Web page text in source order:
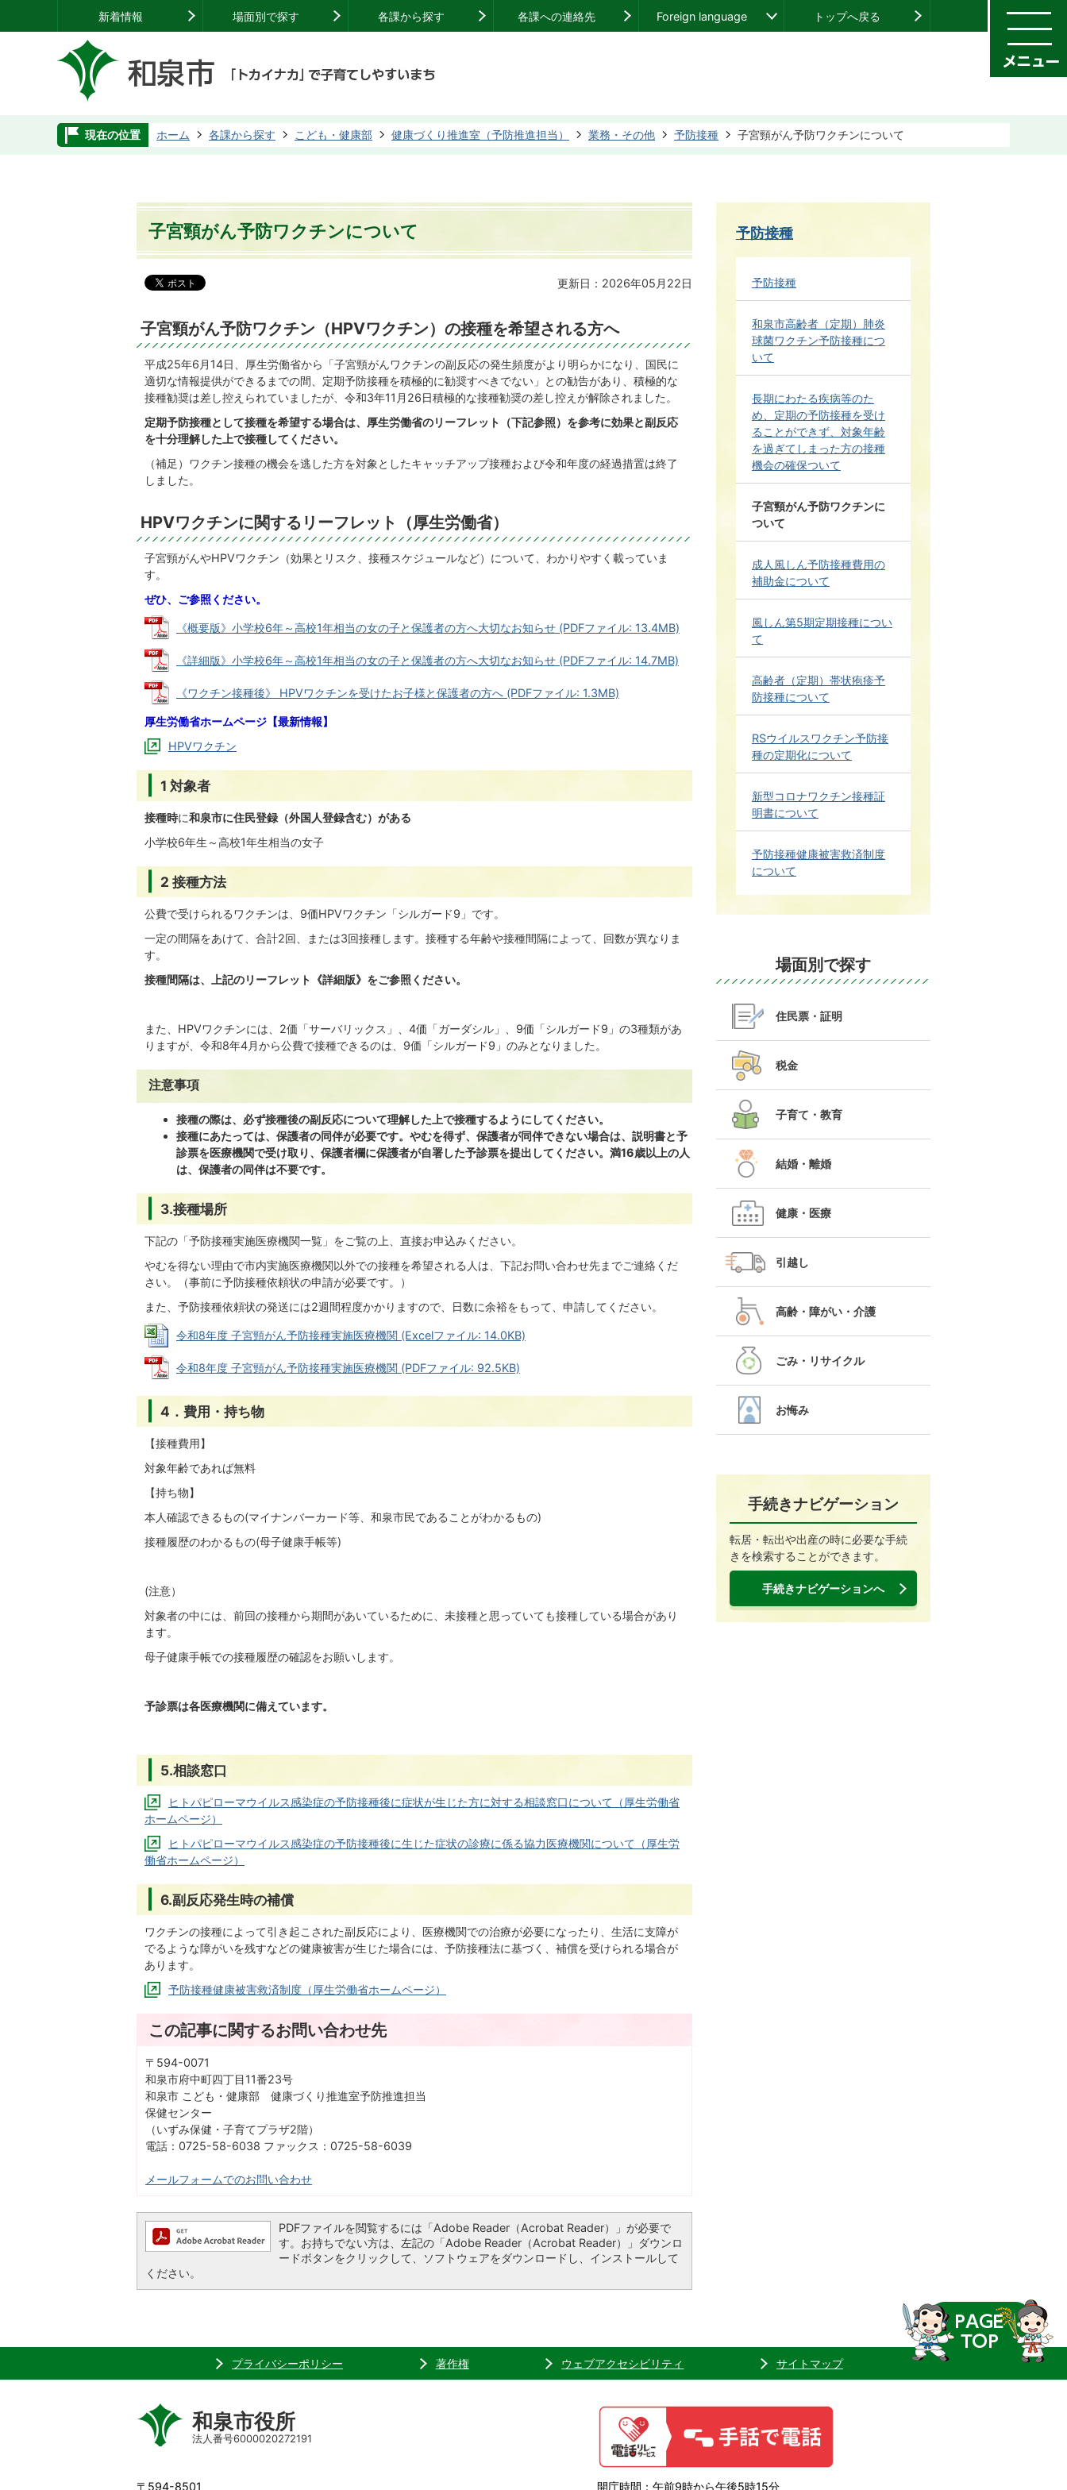
新着情報 場面別で探す 各課から探す 各課への連絡先 Foreign language トップへ戻る
現在の位置 ホーム 各課から探す こども・健康部 健康づくり推進室（予防推進担当） 業務・その他 予防接種 子宮頸がん予防ワクチンについて
子宮頸がん予防ワクチンについて
更新日：2026年05月22日
子宮頸がん予防ワクチン（HPVワクチン）の接種を希望される方へ
平成25年6月14日、厚生労働省から「子宮頸がんワクチンの副反応の発生頻度がより明らかになり、国民に
適切な情報提供ができるまでの間、定期予防接種を積極的に勧奨すべきでない」との勧告があり、積極的な
接種勧奨は差し控えられていましたが、令和3年11月26日積極的な接種勧奨の差し控えが解除されました。
定期予防接種として接種を希望する場合は、厚生労働省のリーフレット（下記参照）を参考に効果と副反応
を十分理解した上で接種してください。
（補足）ワクチン接種の機会を逃した方を対象としたキャッチアップ接種および令和年度の経過措置は終了
しました。
HPVワクチンに関するリーフレット（厚生労働省）
子宮頸がんやHPVワクチン（効果とリスク、接種スケジュールなど）について、わかりやすく載っていま
す。
ぜひ、ご参照ください。
《概要版》小学校6年～高校1年相当の女の子と保護者の方へ大切なお知らせ (PDFファイル: 13.4MB)
《詳細版》小学校6年～高校1年相当の女の子と保護者の方へ大切なお知らせ (PDFファイル: 14.7MB)
《ワクチン接種後》 HPVワクチンを受けたお子様と保護者の方へ (PDFファイル: 1.3MB)
厚生労働省ホームページ【最新情報】
HPVワクチン
1 対象者
接種時に和泉市に住民登録（外国人登録含む）がある
小学校6年生～高校1年生相当の女子
2 接種方法
公費で受けられるワクチンは、9価HPVワクチン「シルガード9」です。
一定の間隔をあけて、合計2回、または3回接種します。接種する年齢や接種間隔によって、回数が異なりま
す。
接種間隔は、上記のリーフレット《詳細版》をご参照ください。
また、HPVワクチンには、2価「サーバリックス」、4価「ガーダシル」、9価「シルガード9」の3種類があ
りますが、令和8年4月から公費で接種できるのは、9価「シルガード9」のみとなりました。
注意事項
接種の際は、必ず接種後の副反応について理解した上で接種するようにしてください。
接種にあたっては、保護者の同伴が必要です。やむを得ず、保護者が同伴できない場合は、説明書と予
診票を医療機関で受け取り、保護者欄に保護者が自署した予診票を提出してください。満16歳以上の人
は、保護者の同伴は不要です。
3.接種場所
下記の「予防接種実施医療機関一覧」をご覧の上、直接お申込みください。
やむを得ない理由で市内実施医療機関以外での接種を希望される人は、下記お問い合わせ先までご連絡くだ
さい。（事前に予防接種依頼状の申請が必要です。）
また、予防接種依頼状の発送には2週間程度かかりますので、日数に余裕をもって、申請してください。
令和8年度 子宮頸がん予防接種実施医療機関 (Excelファイル: 14.0KB)
令和8年度 子宮頸がん予防接種実施医療機関 (PDFファイル: 92.5KB)
4．費用・持ち物
【接種費用】
対象年齢であれば無料
【持ち物】
本人確認できるもの(マイナンバーカード等、和泉市民であることがわかるもの)
接種履歴のわかるもの(母子健康手帳等)
(注意）
対象者の中には、前回の接種から期間があいているために、未接種と思っていても接種している場合があり
ます。
母子健康手帳での接種履歴の確認をお願いします。
予診票は各医療機関に備えています。
5.相談窓口
ヒトパピローマウイルス感染症の予防接種後に症状が生じた方に対する相談窓口について（厚生労働省
ホームページ）
ヒトパピローマウイルス感染症の予防接種後に生じた症状の診療に係る協力医療機関について（厚生労
働省ホームページ）
6.副反応発生時の補償
ワクチンの接種によって引き起こされた副反応により、医療機関での治療が必要になったり、生活に支障が
でるような障がいを残すなどの健康被害が生じた場合には、予防接種法に基づく、補償を受けられる場合が
あります。
予防接種健康被害救済制度（厚生労働省ホームページ）
この記事に関するお問い合わせ先
〒594-0071
和泉市府中町四丁目11番23号
和泉市 こども・健康部 健康づくり推進室予防推進担当
保健センター
（いずみ保健・子育てプラザ2階）
電話：0725-58-6038 ファックス：0725-58-6039
メールフォームでのお問い合わせ
PDFファイルを閲覧するには「Adobe Reader（Acrobat Reader）」が必要で
す。お持ちでない方は、左記の「Adobe Reader（Acrobat Reader）」ダウンロ
ードボタンをクリックして、ソフトウェアをダウンロードし、インストールして
ください。
予防接種
予防接種
和泉市高齢者（定期）肺炎
球菌ワクチン予防接種につ
いて
長期にわたる疾病等のた
め、定期の予防接種を受け
ることができず、対象年齢
を過ぎてしまった方の接種
機会の確保ついて
子宮頸がん予防ワクチンに
ついて
成人風しん予防接種費用の
補助金について
風しん第5期定期接種につい
て
高齢者（定期）帯状疱疹予
防接種について
RSウイルスワクチン予防接
種の定期化について
新型コロナワクチン接種証
明書について
予防接種健康被害救済制度
について
場面別で探す
住民票・証明
税金
子育て・教育
結婚・離婚
健康・医療
引越し
高齢・障がい・介護
ごみ・リサイクル
お悔み
手続きナビゲーション
転居・転出や出産の時に必要な手続
きを検索することができます。
手続きナビゲーションへ
プライバシーポリシー 著作権 ウェブアクセシビリティ サイトマップ
和泉市役所
法人番号6000020272191
〒594-8501 開庁時間：午前9時から午後5時15分